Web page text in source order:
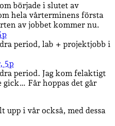
började i slutet av
hela vårterminens första
av jobbet kommer nu.
period, lab + projektjobb i
5p
period. Jag kom felaktigt
gick… Får hoppas det går
i vår också, med dessa